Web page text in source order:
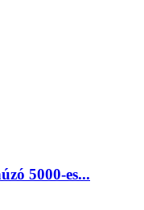
5000-es...